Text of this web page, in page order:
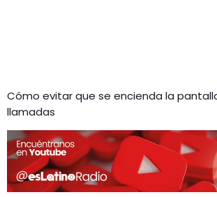
Cómo evitar que se encienda la
llamadas